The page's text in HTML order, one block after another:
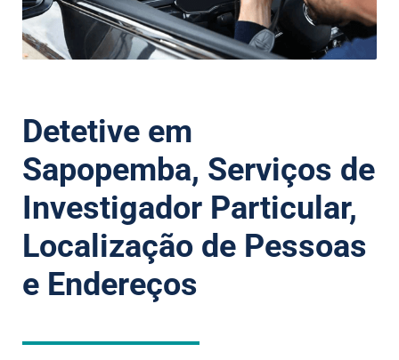
Detetive em
Sapopemba, Serviços de
Investigador Particular,
Localização de Pessoas
e Endereços